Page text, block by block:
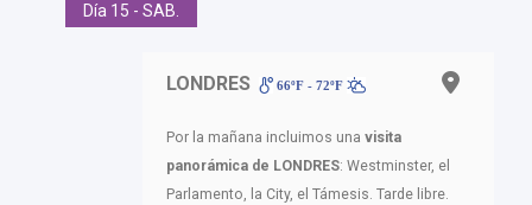
Día 15 - SAB.
LONDRES 66ºF - 72ºF
Por la mañana incluimos una visita
panorámica de LONDRES: Westminster, el
Parlamento, la City, el Támesis. Tarde libre.